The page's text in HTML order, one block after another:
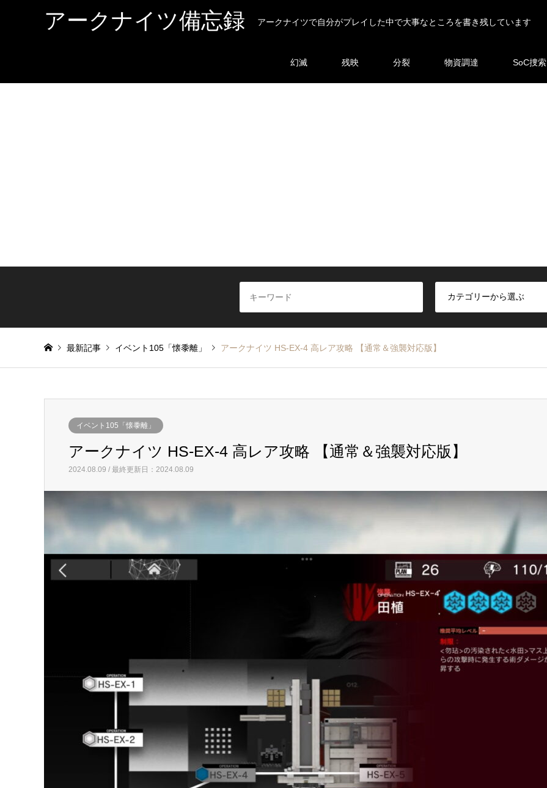
アークナイツ備忘録 アークナイツで自分がプレイした中で大事なところを書き残しています
幻滅 残映 分裂 物資調達 SoC捜索
最新記事 イベント105「懐黍離」 アークナイツ HS-EX-4 高レア攻略 【通常＆強襲対応版】
イベント105「懐黍離」
アークナイツ HS-EX-4 高レア攻略 【通常＆強襲対応版】
2024.08.09 / 最終更新日：2024.08.09